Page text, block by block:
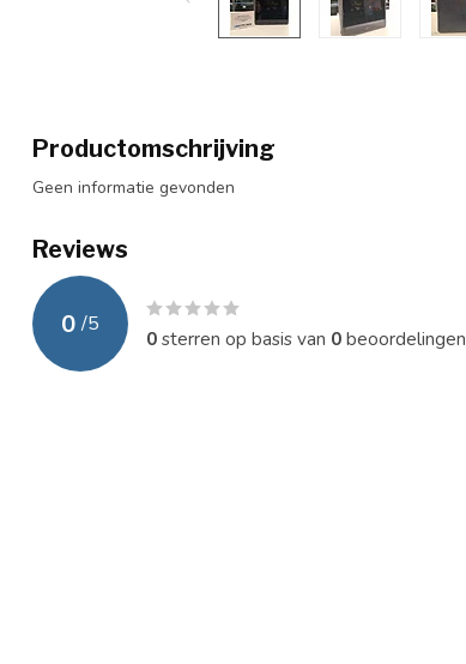
Productomschrijving
Geen informatie gevonden
Reviews
0 /5
0sterren op basis van 0beoordelingen